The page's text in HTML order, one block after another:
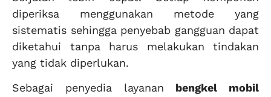
diperiksa menggunakan metode yang
sistematis sehingga penyebab gangguan dapat
diketahui tanpa harus melakukan tindakan
yang tidak diperlukan.
Sebagai penyedia layanan bengkel mobil